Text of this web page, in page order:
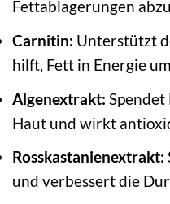
Fettablagerungen
Carnitin: Unterstützt
hilft, Fett in Energie
Algenextrakt:
Haut und wirkt
Rosskastanienextrakt:
und verbessert die